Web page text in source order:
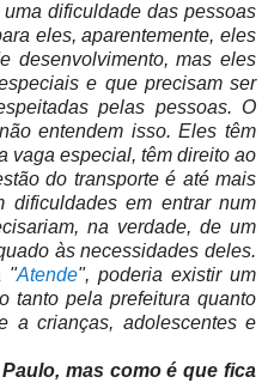
dificuldade das pessoas
eles, aparentemente, eles
desenvolvimento, mas eles
e que precisam ser
pelas pessoas. O
entendem isso. Eles têm
vaga especial, têm direito ao
do transporte é até mais
dificuldades em entrar num
na verdade, de um
às necessidades deles.
"Atende", poderia existir um
tanto pela prefeitura quanto
a crianças, adolescentes e
mas como é que fica